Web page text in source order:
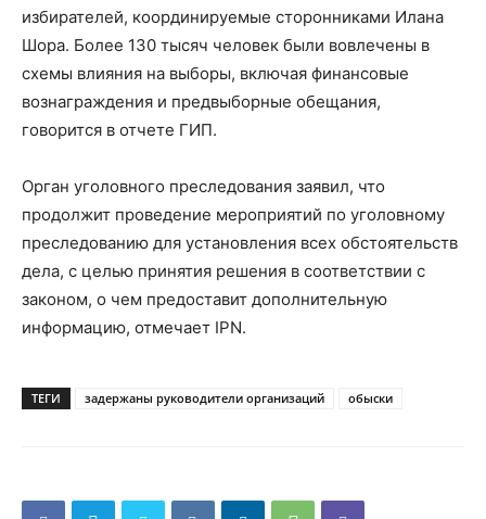
избирателей, координируемые сторонниками Илана
Шора. Более 130 тысяч человек были вовлечены в
схемы влияния на выборы, включая финансовые
вознаграждения и предвыборные обещания,
говорится в отчете ГИП.
Орган уголовного преследования заявил, что
продолжит проведение мероприятий по уголовному
преследованию для установления всех обстоятельств
дела, с целью принятия решения в соответствии с
законом, о чем предоставит дополнительную
информацию, отмечает IPN.
ТЕГИ задержаны руководители организаций обыски